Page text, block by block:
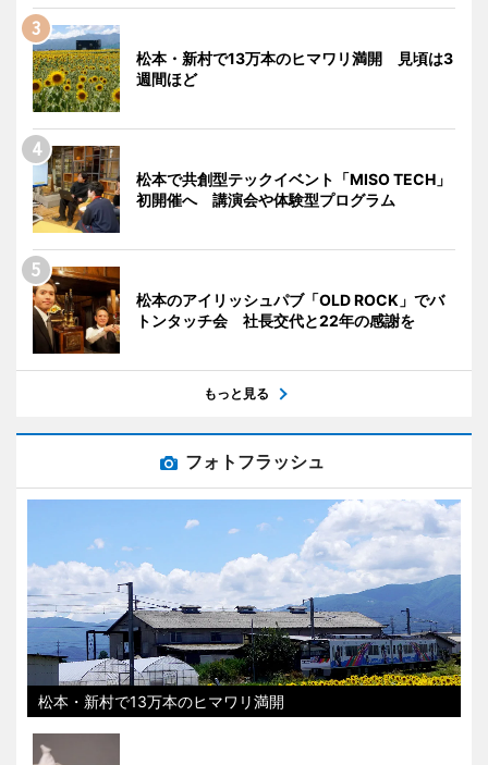
松本・新村で13万本のヒマワリ満開 見頃は3
週間ほど
松本で共創型テックイベント「MISO TECH」
初開催へ 講演会や体験型プログラム
松本のアイリッシュパブ「OLD ROCK」でバ
トンタッチ会 社長交代と22年の感謝を
もっと見る
フォトフラッシュ
松本・新村で13万本のヒマワリ満開